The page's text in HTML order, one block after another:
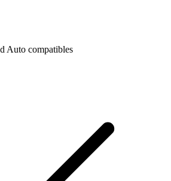
Auto compatibles